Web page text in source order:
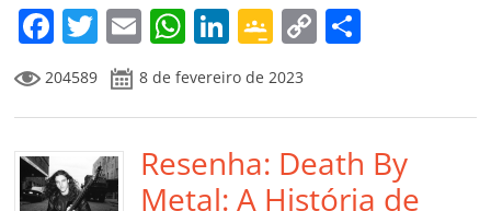
F
a
c
e
b
o
T
w
itt
er
E
m
ai
l
W
at
s
A
p
Li
k
e
dI
n
G
o
o
gl
e
Cl
C
y
Li
n
p
ar
til
204589 8 de fevereiro de 2023
Resenha: Death By
Metal: A História de